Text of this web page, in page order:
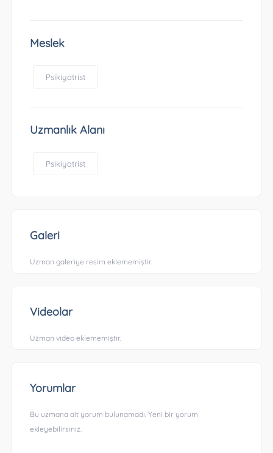
Meslek
Psikiyatrist
Uzmanlık Alanı
Psikiyatrist
Galeri
Uzman galeriye resim eklememiştir.
Videolar
Uzman video eklememiştir.
Yorumlar
Bu uzmana ait yorum bulunamadı. Yeni bir yorum
ekleyebilirsiniz.